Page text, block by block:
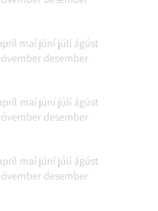
maí júní júlí ágúst
desember
maí júní júlí ágúst
desember
maí júní júlí ágúst
desember